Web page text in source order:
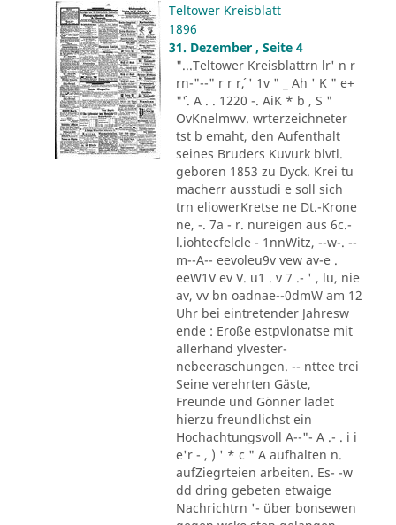
Teltower Kreisblatt
1896
31. Dezember , Seite 4
"...Teltower Kreisblattrn lr' n r
rn-"--" r r r´, ' 1v " _ Ah ' K " e+
"´'. A . . 1220 -. AiK * b , S "
OvKnelmwv. wrterzeichneter
tst b emaht, den Aufenthalt
seines Bruders Kuvurk blvtl.
geboren 1853 zu Dyck. Krei tu
macherr ausstudi e soll sich
trn eliowerKretse ne Dt.-Krone
ne, -. 7a - r. nureigen aus 6c.-
l.iohtecfelcle - 1nnWitz, --w-. --
m--A-- eevoleu9v vew av-e .
eeW1V ev V. u1 . v 7 .- ' , lu, nie
av, vv bn oadnae--0dmW am 12
Uhr bei eintretender Jahresw
ende : Eroße estpvlonatse mit
allerhand ylvester-
nebeeraschungen. -- nttee trei
Seine verehrten Gäste,
Freunde und Gönner ladet
hierzu freundlichst ein
Hochachtungsvoll A--"- A .- . i i
e'r - , ) ' * c " A aufhalten n.
aufZiegrteien arbeiten. Es- -w
dd dring gebeten etwaige
Nachrichtrn '- über bonsewen